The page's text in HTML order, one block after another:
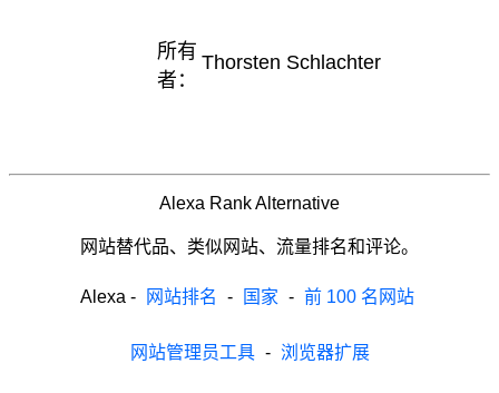
所有
者：
Thorsten Schlachter
Alexa Rank Alternative
网站替代品、类似网站、流量排名和评论。
Alexa - 网站排名 - 国家 - 前 100 名网站
网站管理员工具 - 浏览器扩展